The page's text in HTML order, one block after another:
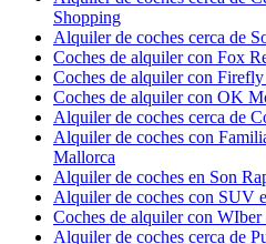
Shopping
Alquiler de coches cerca de
Coches de alquiler con Fox
Coches de alquiler con
Coches de alquiler con OK
Alquiler de coches cerca de
Alquiler de coches con
Mallorca
Alquiler de coches en Son
Alquiler de coches con SUV
Coches de alquiler con
Alquiler de coches cerca de